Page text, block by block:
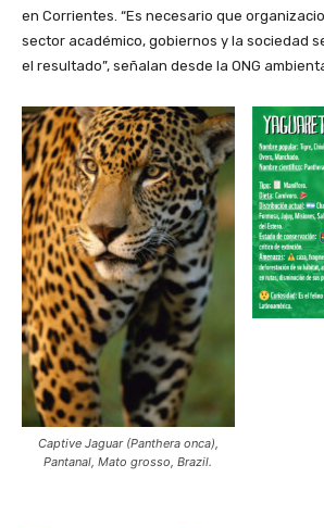
en Corrientes. “Es necesario que
sector académico, gobiernos y la sociedad
el resultado”, señalan desde la ONG
Captive Jaguar (Panthera onca),
Pantanal, Mato grosso, Brazil.